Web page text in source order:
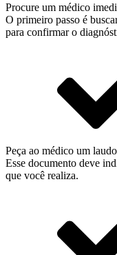
Procure um médico
O primeiro passo é
para confirmar o
Peça ao médico um
Esse documento deve
que você realiza.